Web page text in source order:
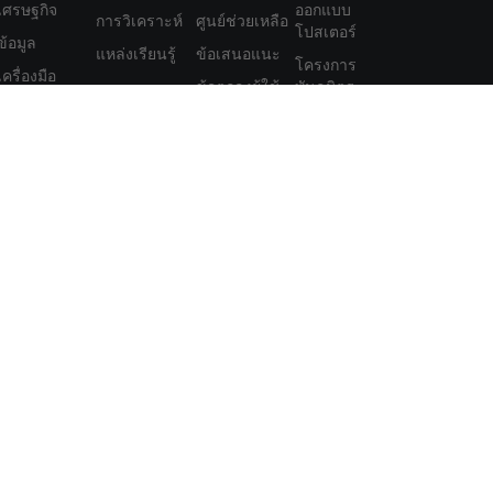
ศรษฐกิจ
อมูล
ครื่องมือ
การวิเคราะห์
แหล่งเรียนรู้
ศูนย์ช่วยเหลือ
ข้อเสนอแนะ
ข้อตกลงผู้ใช้
ออกแบบ
โปสเตอร์
โครงการ
พันธมิตร